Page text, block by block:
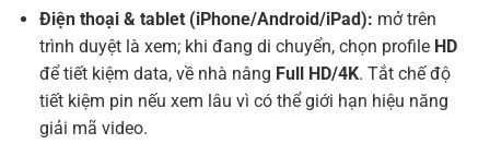
Điện thoại & tablet (iPhone/Android/iPad): mở trên
trình duyệt là xem; khi đang di chuyển, chọn profile HD
để tiết kiệm data, về nhà nâng Full HD/4K. Tắt chế độ
tiết kiệm pin nếu xem lâu vì có thể giới hạn hiệu năng
giải mã video.